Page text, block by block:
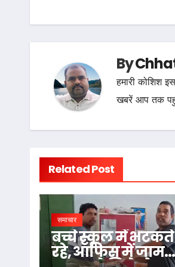
By
हमारी कोशिश
खबरें आप तक
Related Post
समाचार
बच्चे स्कूल में भटकते
रहे, ऑफिस में जाम